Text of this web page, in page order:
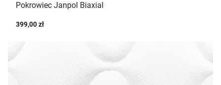
Pokrowiec Janpol Biaxial
399,00 zł